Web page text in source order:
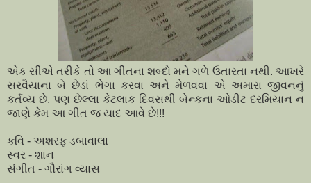
એક સીએ તરીકે તો આ ગીતના શબ્દો મને ગળે ઉતારતા નથી. આખરે
સરવૈયાના બે છેડાં ભેગા કરવા અને મેળવવા એ અમારા જીવનનું
કર્તવ્ય છે. પણ છેલ્લા કેટલાક દિવસથી બેન્કના ઓડીટ દરમિયાન ન
જાણે કેમ આ ગીત જ યાદ આવે છે!!!
કવિ - અશરફ ડબાવાલા
સ્વર - શાન
સંગીત - ગૌરાંગ વ્યાસ